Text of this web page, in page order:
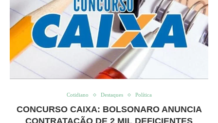
Cotidiano Destaques Política
CONCURSO CAIXA: BOLSONARO ANUNCIA